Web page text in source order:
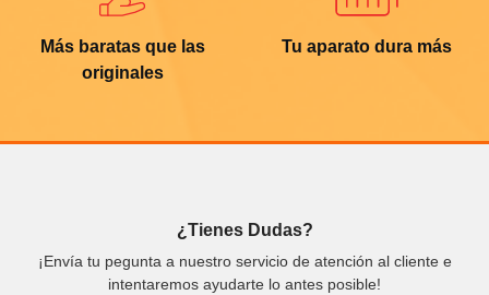
Más baratas que las
originales
Tu aparato dura más
¿Tienes Dudas?
¡Envía tu pegunta a nuestro servicio de atención al cliente e
intentaremos ayudarte lo antes posible!